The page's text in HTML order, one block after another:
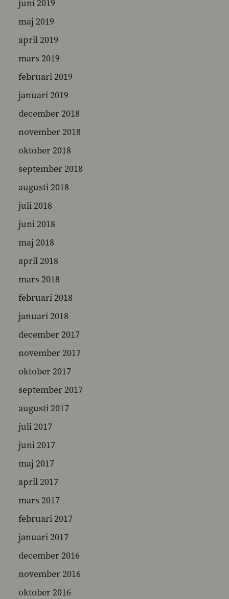
juni 2019
maj 2019
april 2019
mars 2019
februari 2019
januari 2019
december 2018
november 2018
oktober 2018
september 2018
augusti 2018
juli 2018
juni 2018
maj 2018
april 2018
mars 2018
februari 2018
januari 2018
december 2017
november 2017
oktober 2017
september 2017
augusti 2017
juli 2017
juni 2017
maj 2017
april 2017
mars 2017
februari 2017
januari 2017
december 2016
november 2016
oktober 2016